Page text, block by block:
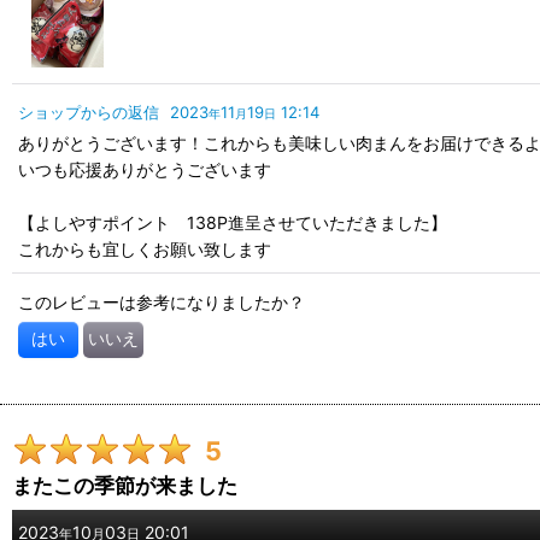
ショップからの返信 2023年11 月19日 12:14
ありがとうございます！これからも美味しい肉まんをお届けできる
いつも応援ありがとうございます
【よしやすポイント 138P進呈させていただきました】
これからも宜しくお願い致します
このレビューは参考になりましたか？
はい いいえ
5
またこの季節が来ました
2023年10 月03日 20:01